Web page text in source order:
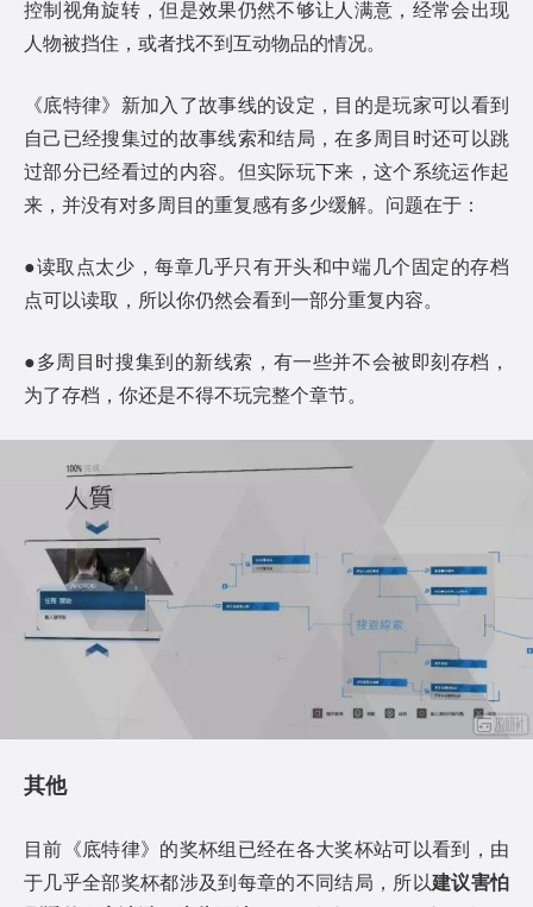
控制视角旋转，但是效果仍然不够让人满意，经常会出现
人物被挡住，或者找不到互动物品的情况。
《底特律》新加入了故事线的设定，目的是玩家可以看到
自己已经搜集过的故事线索和结局，在多周目时还可以跳
过部分已经看过的内容。但实际玩下来，这个系统运作起
来，并没有对多周目的重复感有多少缓解。问题在于：
●读取点太少，每章几乎只有开头和中端几个固定的存档
点可以读取，所以你仍然会看到一部分重复内容。
●多周目时搜集到的新线索，有一些并不会被即刻存档，
为了存档，你还是不得不玩完整个章节。
其他
目前《底特律》的奖杯组已经在各大奖杯站可以看到，由
于几乎全部奖杯都涉及到每章的不同结局，所以建议害怕